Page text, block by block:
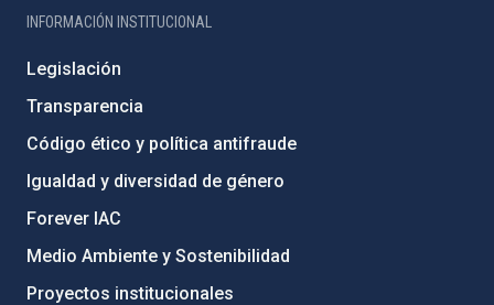
INFORMACIÓN INSTITUCIONAL
Legislación
Transparencia
Código ético y política antifraude
Igualdad y diversidad de género
Forever IAC
Medio Ambiente y Sostenibilidad
Proyectos institucionales